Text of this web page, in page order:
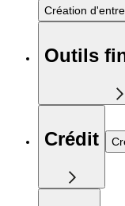
Création
Outils
Crédit